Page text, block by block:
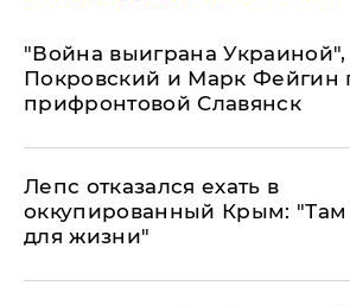
"Война выиграна Украиной",
Покровский и Марк Фейгин
прифронтовой Славянск
Лепс отказался ехать в
оккупированный Крым: "Там
для жизни"